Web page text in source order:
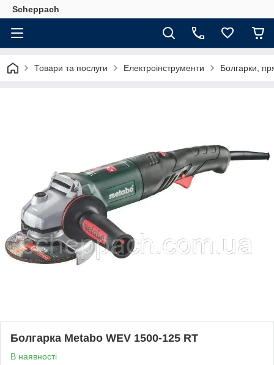
Scheppach
Товари та послуги Електроінструменти Болгарки,
Болгарка Metabo WEV 1500-125 RT
В наявності